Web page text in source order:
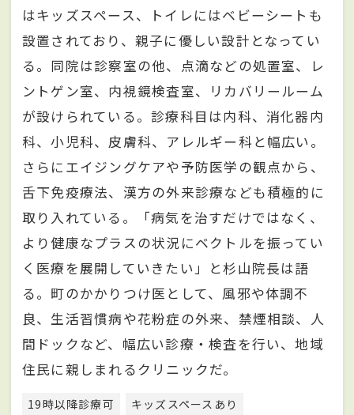
はキッズスペース、トイレにはベビーシートも
設置されており、親子に優しい設計となってい
る。同院は診察室の他、点滴などの処置室、レ
ントゲン室、内視鏡検査室、リカバリールーム
が設けられている。診療科目は内科、消化器内
科、小児科、皮膚科、アレルギー科と幅広い。
さらにエイジングケアや予防医学の観点から、
舌下免疫療法、漢方の外来診療なども積極的に
取り入れている。「病気を治すだけではなく、
より健康なプラスの状況にベクトルを振ってい
く医療を展開していきたい」と杉山院長は語
る。町のかかりつけ医として、風邪や体調不
良、生活習慣病や花粉症の外来、禁煙相談、人
間ドックなど、幅広い診療・検査を行い、地域
住民に親しまれるクリニックだ。
19時以降診療可
キッズスペースあり